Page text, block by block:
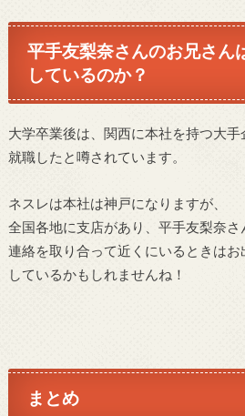
平手友梨奈さんのお兄さん
しているのか？
大学卒業後は、関西に本社を持つ大手
就職したと噂されています。
ネスレは本社は神戸になりますが、
全国各地に支店があり、平手友梨奈さ
連絡を取り合って近くにいるときはお
しているかもしれませんね！
まとめ